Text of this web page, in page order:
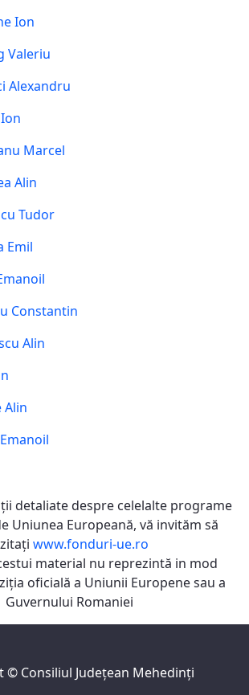
Ion
Valeriu
Alexandru
Marcel
Alin
Tudor
Emil
Constantin
Alin
Alin
detaliate despre celelalte programe
Uniunea Europeană, vă invităm să
www.fonduri-ue.ro
material nu reprezintă in mod
oficială a Uniunii Europene sau a
Guvernului Romaniei
© Consiliul Judeţean Mehedinţi